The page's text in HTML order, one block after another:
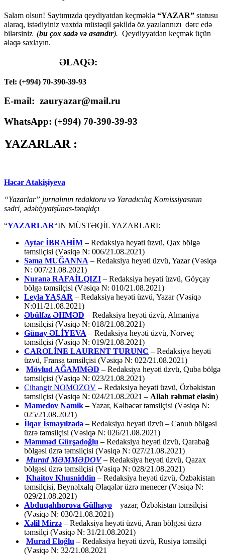
Salam olsun! Saytımızda qeydiyatdan keçməklə “YAZAR” statusu
alaraq, istədiyiniz vaxtda müstəqil şəkildə öz yazılarınızı dərc edə
bilərsiniz (bu çox sadə və asandır). Qeydiyyatdan keçmək üçün
əlaqə saxlayın.
ƏLAQƏ:
Tel: (+994) 70-390-39-93
E-mail: zauryazar@mail.ru
WhatsApp: (+994) 70-390-39-93
YAZARLAR :
Həcər Atakişiyeva
“Yazarlar” jurnalının redaktoru və Yaradıcılıq Komissiyasının
sədri, ədəbiyyatşünas-tənqidçı
“YAZARLAR“IN MÜSTƏQİL YAZARLARI:
Aytac İBRAHİM – Redaksiya heyəti üzvü, Qax bölgə
təmsilçisi (Vəsiqə N: 006/21.08.2021)
Səma MUĞANNA – Redaksiya heyəti üzvü, Yazar (Vəsiqə
N: 007/21.08.2021)
Nuranə RAFAİLQIZI – Redaksiya heyəti üzvü, Göyçay
bölgə təmsilçisi (Vəsiqə N: 010/21.08.2021)
Leyla YAŞAR – Redaksiya heyəti üzvü, Yazar (Vəsiqə
N:011/21.08.2021)
Əbülfəz ƏHMƏD – Redaksiya heyəti üzvü, Almaniya
təmsilçisi (Vəsiqə N: 018/21.08.2021)
Günay ƏLİYEVA – Redaksiya heyəti üzvü, Norveç
təmsilçisi (Vəsiqə N: 019/21.08.2021)
CAROLİNE LAURENT TURUNC – Redaksiya heyəti
üzvü, Fransa təmsilçisi (Vəsiqə N: 022/21.08.2021)
Mövlud AĞAMMƏD – Redaksiya heyəti üzvü, Quba bölgə
təmsilçisi (Vəsiqə N: 023/21.08.2021)
Cihangir NOMOZOV – Redaksiya heyəti üzvü, Özbəkistan
təmsilçisi (Vəsiqə N: 024/21.08.2021 – Allah rəhmət eləsin)
Mamedov Namik–Yazar, Kəlbəcər təmsilçisi (Vəsiqə N:
025/21.08.2021)
İlqar İsmayılzadə – Redaksiya heyəti üzvü – Cənub bölgəsi
üzrə təmsilçisi (Vəsiqə N: 026/21.08.2021)
Məmməd Gürşadoğlu –Redaksiya heyəti üzvü, Qarabağ
bölgəsi üzrə təmsilçisi (Vəsiqə N: 027/21.08.2021)
Murad MƏMMƏDOV –Redaksiya heyəti üzvü, Qazax
bölgəsi üzrə təmsilçisi (Vəsiqə N: 028/21.08.2021)
Khaitov Khusniddin – Redaksiya heyəti üzvü, Özbəkistan
təmsilçisi, Beynəlxalq Əlaqələr üzrə menecer (Vəsiqə N:
029/21.08.2021)
Abduqahhorova Gülhayo – yazar, Özbəkistan təmsilçisi
(Vəsiqə N: 030/21.08.2021)
Xəlil Mirzə – Redaksiya heyəti üzvü, Aran bölgəsi üzrə
təmsilçi (Vəsiqə N: 31/21.08.2021)
Murad Eloğlu – Redaksiya heyəti üzvü, Rusiya təmsilçi
(Vəsiqə N: 32/21.08.2021